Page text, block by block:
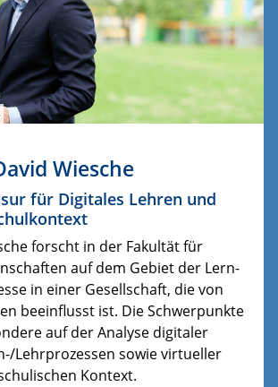
Wiesche
für Digitales Lehren und
forscht in der Fakultät für
auf dem Gebiet der Lern-
in einer Gesellschaft, die von
beeinflusst ist. Die Schwerpunkte
auf der Analyse digitaler
Lehrprozessen sowie virtueller
Kontext.